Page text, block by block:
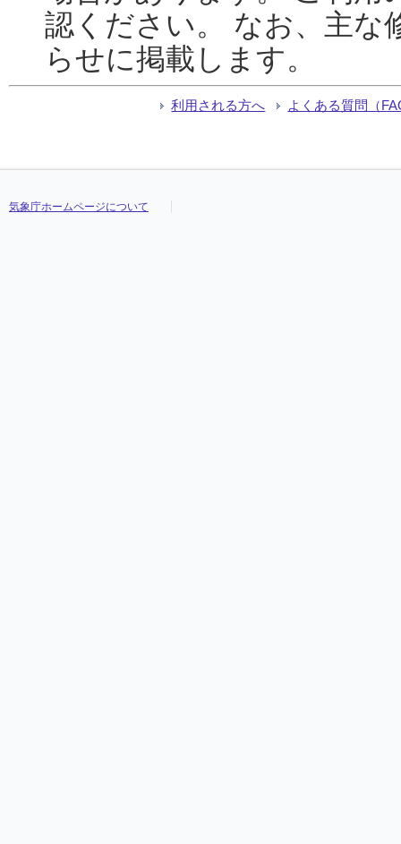
認ください。 なお、主な
らせに掲載します。
利用される方へ よくある質問（
気象庁ホームページについて